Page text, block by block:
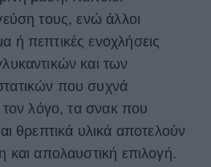
τους, ενώ άλλοι
ή πεπτικές ενοχλήσεις
και των
που συχνά
τον λόγο, τα σνακ που
θρεπτικά υλικά αποτελούν
και απολαυστική επιλογή.